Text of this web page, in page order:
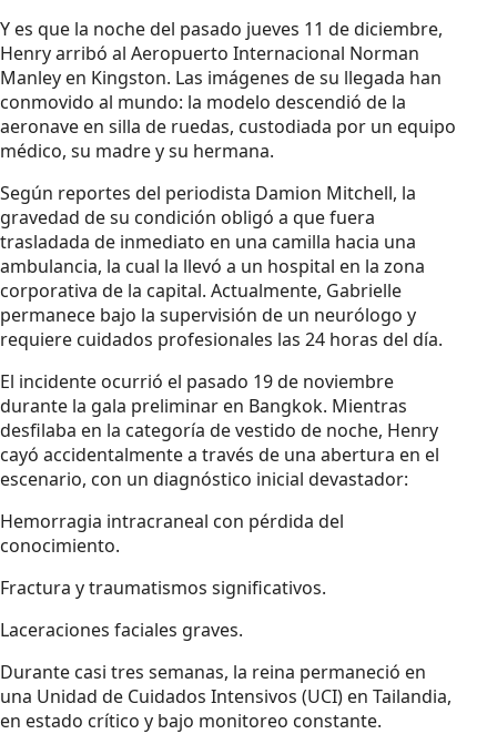
Y es que la noche del pasado jueves 11 de diciembre,
Henry arribó al Aeropuerto Internacional Norman
Manley en Kingston. Las imágenes de su llegada han
conmovido al mundo: la modelo descendió de la
aeronave en silla de ruedas, custodiada por un equipo
médico, su madre y su hermana.
Según reportes del periodista Damion Mitchell, la
gravedad de su condición obligó a que fuera
trasladada de inmediato en una camilla hacia una
ambulancia, la cual la llevó a un hospital en la zona
corporativa de la capital. Actualmente, Gabrielle
permanece bajo la supervisión de un neurólogo y
requiere cuidados profesionales las 24 horas del día.
El incidente ocurrió el pasado 19 de noviembre
durante la gala preliminar en Bangkok. Mientras
desfilaba en la categoría de vestido de noche, Henry
cayó accidentalmente a través de una abertura en el
escenario, con un diagnóstico inicial devastador:
Hemorragia intracraneal con pérdida del
conocimiento.
Fractura y traumatismos significativos.
Laceraciones faciales graves.
Durante casi tres semanas, la reina permaneció en
una Unidad de Cuidados Intensivos (UCI) en Tailandia,
en estado crítico y bajo monitoreo constante.